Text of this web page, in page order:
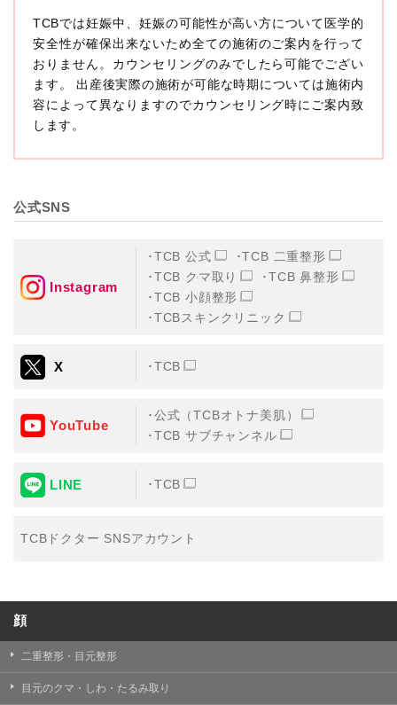
本プライバシーポリシーにおいて「個人情報」とは、生
存する個人に関する情報であって、当該情報に含まれる
氏名、生年月日その他の記述等により特定の個人を識別
できるもの又は個人識別符号（個人情報保護委員会の政
令に準じます。）が含まれるものをいいます。
収集した患者様に関する情報には、単独のままでは特定
の個人を識別できない情報もありますが、他の情報と組
み合わせることにより特定の個人を識別できる場合、か
に扱うものとします。
TCBグループが【利用目的】に定める目的を達成するた
めに取得する情報には、次のものが含まれます（以下①
①TCBグループが患者様から取得する情報
・氏名、生年月日、メールアドレス、電話番号
②TCBグループが各種サービスの利用に関連して取得す
る情報
・患者様がご利用になった各種サービスの内容、ご利用
日時、閲覧履歴等に関連する情報
（これには、Cookie情報、アクセスログ等の利用状況に
③TCBグループが第三者から間接的に収集する情報
事業者およびアフィリエイトサービスプロバイダ等の第
・患者様の閲覧履歴、端末等の情報
TCBグループは取得情報を以下の目的で利用いたしま
す。
・クリニックの来院予約、医療サービスの提供、医療関
TCBでは妊娠中、妊娠の可能性が高い方について医学的
安全性が確保出来ないため全ての施術のご案内を行って
おりません。カウンセリングのみでしたら可能でござい
ます。 出産後実際の施術が可能な時期については施術内
容によって異なりますのでカウンセリング時にご案内致
します。
公式SNS
Instagram
TCB 公式
TCB 二重整形
TCB クマ取り
TCB 鼻整形
TCB 小顔整形
TCBスキンクリニック
X TCB
YouTube
公式（TCBオトナ美肌）
TCB サブチャンネル
LINE TCB
TCBドクター SNSアカウント
顔
二重整形・目元整形
目元のクマ・しわ・たるみ取り